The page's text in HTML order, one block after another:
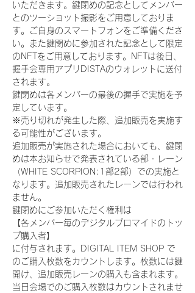
いただきます。鍵閉めの記念としてメンバー
とのツーショット撮影をご用意しておりま
す。ご自身のスマートフォンをご準備くださ
い。また鍵閉めに参加された記念として限定
のNFTをご用意しております。NFTは後日、
握手会専用アプリDISTAのウォレットに送付
されます。
鍵閉めは各メンバーの最後の握手で実施を予
定しています。
※売り切れが発生した際、追加販売を実施す
る可能性がございます。
追加販売が実施された場合においても、鍵閉
めは本お知らせで発表されている部・レーン
（WHITE SCORPION:1部2部）での実施と
なります。追加販売されたレーンでは行われ
ません。
鍵閉めにご参加いただく権利は
【各メンバー毎のデジタルブロマイドのトッ
プ購入者】
に付与されます。DIGITAL ITEM SHOP で
のご購入枚数をカウントします。枚数には鍵
開け、追加販売レーンの購入も含まれます。
当日会場でのご購入枚数はカウントされませ